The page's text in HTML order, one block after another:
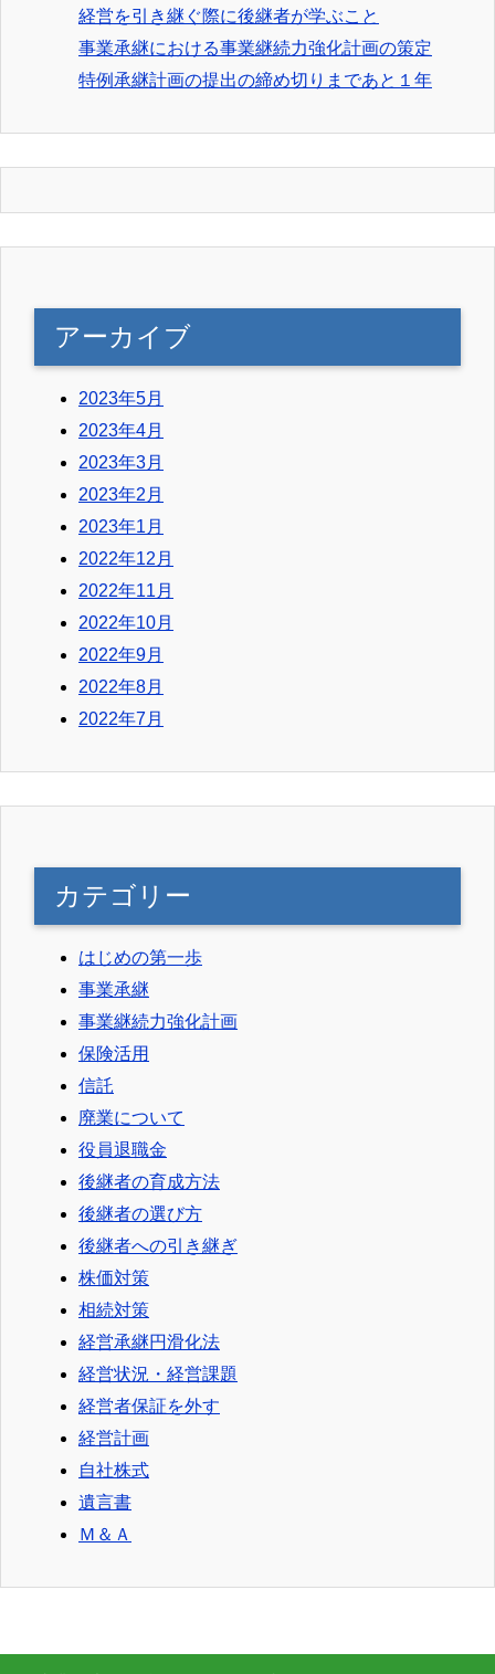
経営を引き継ぐ際に後継者が学ぶこと
事業承継における事業継続力強化計画の策定
特例承継計画の提出の締め切りまであと１年
アーカイブ
2023年5月
2023年4月
2023年3月
2023年2月
2023年1月
2022年12月
2022年11月
2022年10月
2022年9月
2022年8月
2022年7月
カテゴリー
はじめの第一歩
事業承継
事業継続力強化計画
保険活用
信託
廃業について
役員退職金
後継者の育成方法
後継者の選び方
後継者への引き継ぎ
株価対策
相続対策
経営承継円滑化法
経営状況・経営課題
経営者保証を外す
経営計画
自社株式
遺言書
Ｍ＆Ａ